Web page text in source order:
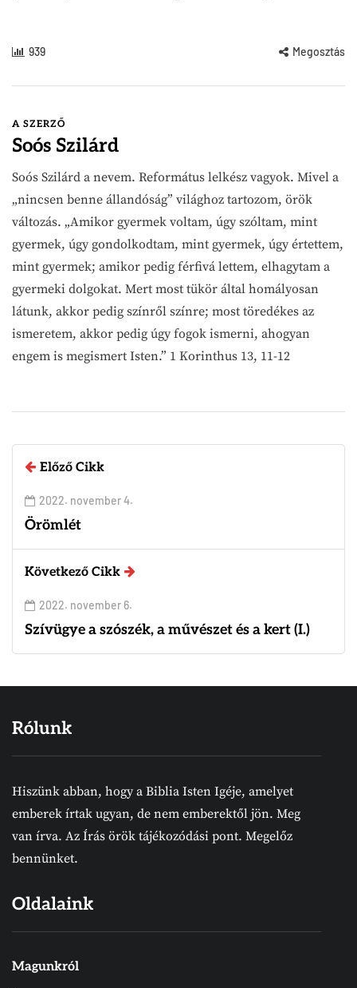
939 Megosztás
A SZERZŐ
Soós Szilárd
Soós Szilárd a nevem. Református lelkész vagyok. Mivel a
„nincsen benne állandóság” világhoz tartozom, örök
változás. „Amikor gyermek voltam, úgy szóltam, mint
gyermek, úgy gondolkodtam, mint gyermek, úgy értettem,
mint gyermek; amikor pedig férfivá lettem, elhagytam a
gyermeki dolgokat. Mert most tükör által homályosan
látunk, akkor pedig színről színre; most töredékes az
ismeretem, akkor pedig úgy fogok ismerni, ahogyan
engem is megismert Isten.” 1 Korinthus 13, 11-12
Előző Cikk
2022. november 4.
Örömlét
Következő Cikk
2022. november 6.
Szívügye a szószék, a művészet és a kert (I.)
Rólunk
Hiszünk abban, hogy a Biblia Isten Igéje, amelyet
emberek írtak ugyan, de nem emberektől jön. Meg
van írva. Az Írás örök tájékozódási pont. Megelőz
bennünket.
Oldalaink
Magunkról